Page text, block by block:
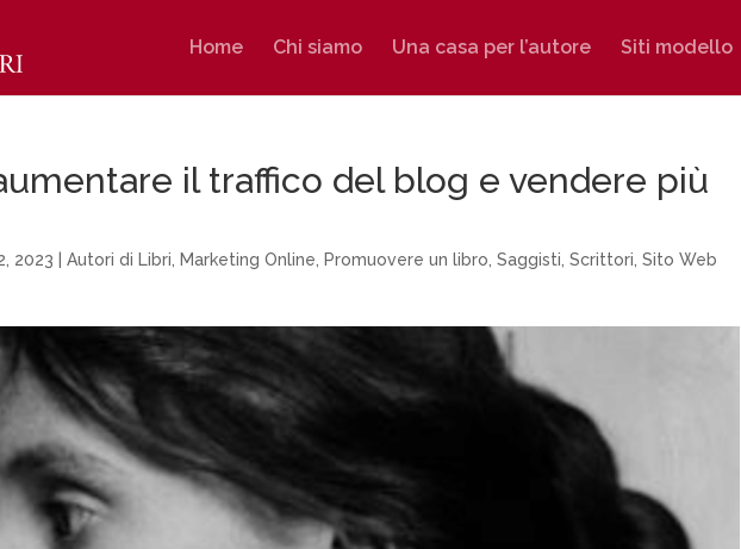
Home Chi siamo Una casa per l’autore Siti modello
il traffico del blog e vendere più
2023 |Autori di Libri Marketing Online Promuovere un libro ,Saggisti ,Scrittori ,Sito Web